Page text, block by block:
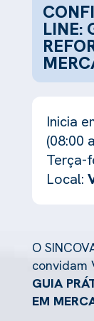
LINE:
Inicia
(08:00
Terça-
Local:
O
convidam
GUIA
EM